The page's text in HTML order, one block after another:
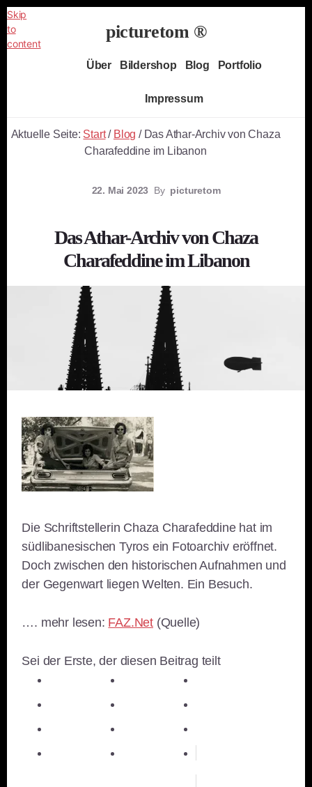
Skip
to
content
picturetom ®
Independent
Über Bildershop Blog Portfolio
Impressum
Aktuelle Seite: Start / Blog /Das Athar-Archiv von Chaza
Charafeddine im Libanon
22. Mai 2023 By picturetom
Das Athar-Archiv von Chaza
Charafeddine im Libanon
Die Schriftstellerin Chaza Charafeddine hat im
südlibanesischen Tyros ein Fotoarchiv eröffnet.
Doch zwischen den historischen Aufnahmen und
der Gegenwart liegen Welten. Ein Besuch.
…. mehr lesen: FAZ.Net (Quelle)
Sei der Erste, der diesen Beitrag teilt